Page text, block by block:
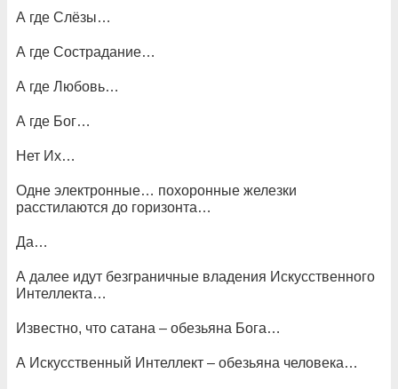
А где Слёзы…
А где Сострадание…
А где Любовь…
А где Бог…
Нет Их…
Одне электронные… похоронные железки
расстилаются до горизонта…
Да…
А далее идут безграничные владения Искусственного
Интеллекта…
Известно, что сатана – обезьяна Бога…
А Искусственный Интеллект – обезьяна человека…